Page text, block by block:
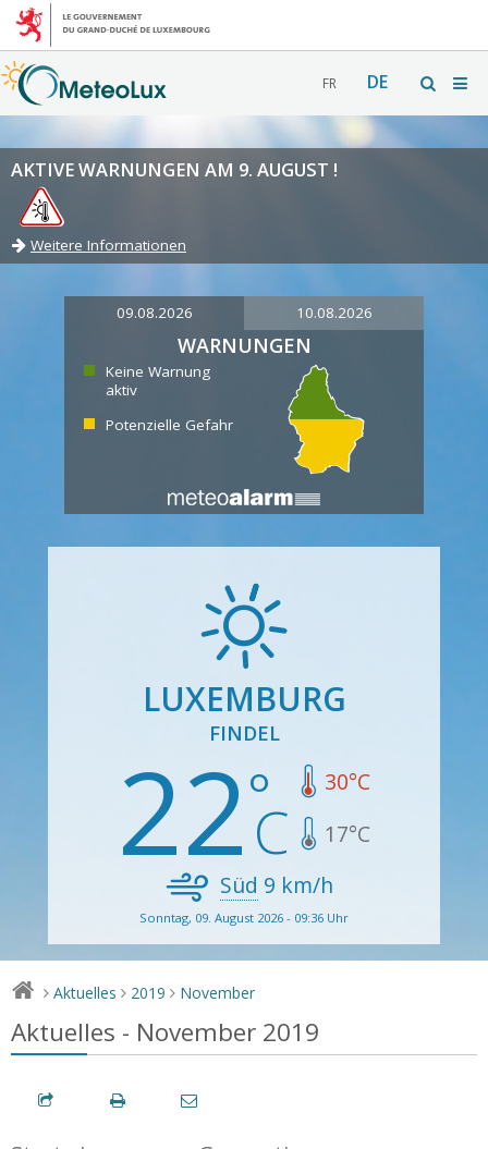
FR DE
AKTIVE WARNUNGEN AM 9. AUGUST !
Weitere Informationen
09.08.2026 10.08.2026
WARNUNGEN
Keine Warnung
aktiv
Potenzielle Gefahr
LUXEMBURG
FINDEL
22 30°C
17°C
Süd 9 km/h
Sonntag, 09. August 2026 - 09:36 Uhr
> Aktuelles > 2019 > November
Aktuelles - November 2019